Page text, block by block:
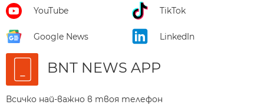
YouTube TikTok
Google News LinkedIn
BNT NEWS APP
Всичко най-важно в твоя телефон